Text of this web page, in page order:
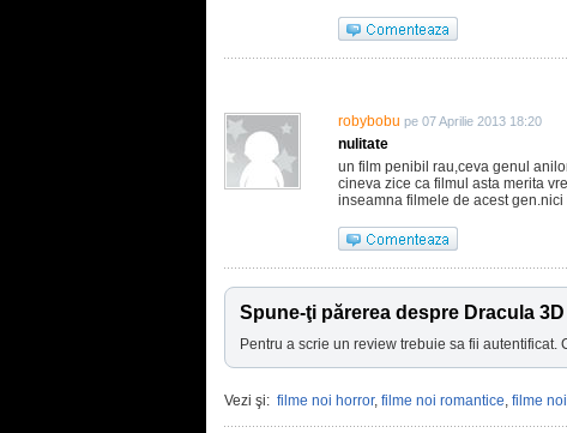
robybobu pe 07 Aprilie 2013 18:20
nulitate
un film penibil rau,ceva genul
cineva zice ca filmul asta merita
inseamna filmele de acest
Spune-ţi părerea despre Dracula 3D
Pentru a scrie un review trebuie sa fii autentificat.
Vezi şi: filme noi horror, filme noi romantice, filme